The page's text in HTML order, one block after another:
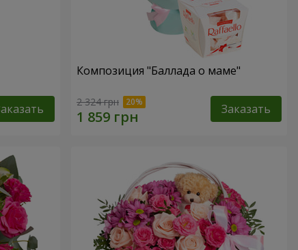
Композиция "Баллада о маме"
2 324 грн Заказать